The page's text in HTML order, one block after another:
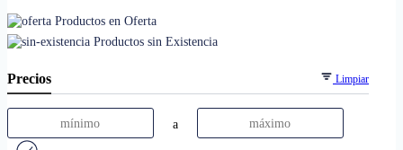
Productos en Oferta
Productos sin Existencia
Precios Limpiar
a